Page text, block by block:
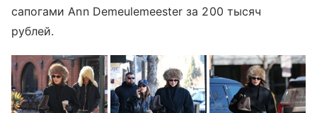
сапогами Ann Demeulemeester за 200 тысяч
рублей.